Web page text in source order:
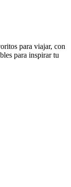
para viajar, con
para inspirar tu